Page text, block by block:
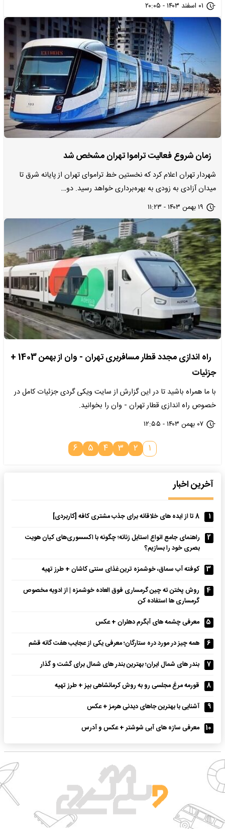
۰۱ اسفند ۱۴۰۳ - ۲۰:۰۵
زمان شروع فعالیت تراموا تهران مشخص شد
شهردار تهران اعلام کرد که نخستین خط تراموای تهران از پایانه شرق تا
میدان آزادی به زودی به بهره‌برداری خواهد رسید. دو…
۱۹ بهمن ۱۴۰۳ - ۱۱:۲۳
راه اندازی مجدد قطار مسافربری تهران - وان از بهمن‌ 1403 +
جزئیات
با ما همراه باشید تا در این گزارش از سایت ویکی گردی جزئیات کامل در
خصوص راه اندازی قطار تهران - وان را بخوانید.
۰۷ بهمن ۱۴۰۳ - ۱۲:۵۵
۱ ۲ ۳ ۴ ۵ ۶
آخرین اخبار
1
8 تا از ایده های خلاقانه برای جذب مشتری کافه [کاربردی]
2
راهنمای جامع انواع استایل زنانه؛ چگونه با اکسسوری‌های کیان هویت
بصری خود را بسازیم؟
3
کوفته آب سماق، خوشمزه ترین غذای سنتی کاشان + طرز تهیه
4
روش پختن ته چین گرمساری فوق العاده خوشمزه | از ادویه مخصوص
گرمساری ها استفاده کن
5
معرفی چشمه های آبگرم دهلران + عکس
6
همه چیز در مورد دره ستارگان؛ معرفی یکی از عجایب هفت گانه قشم
7
بندر های شمال ایران؛ بهترین بندر های شمال برای گشت و گذار
8
قورمه مرغ مجلسی رو به روش کرمانشاهی بپز + طرز تهیه
9
آشنایی با بهترین جاهای دیدنی هرمز + عکس
10
معرفی سازه های آبی شوشتر + عکس و آدرس